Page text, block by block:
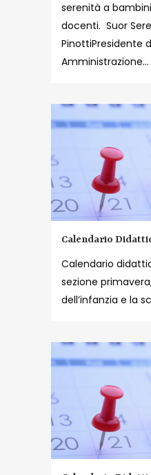
serenità a
docenti. Suor
PinottiPresidente
Amministrazione...
Calendario
Calendario
sezione
dell’infanzia e la